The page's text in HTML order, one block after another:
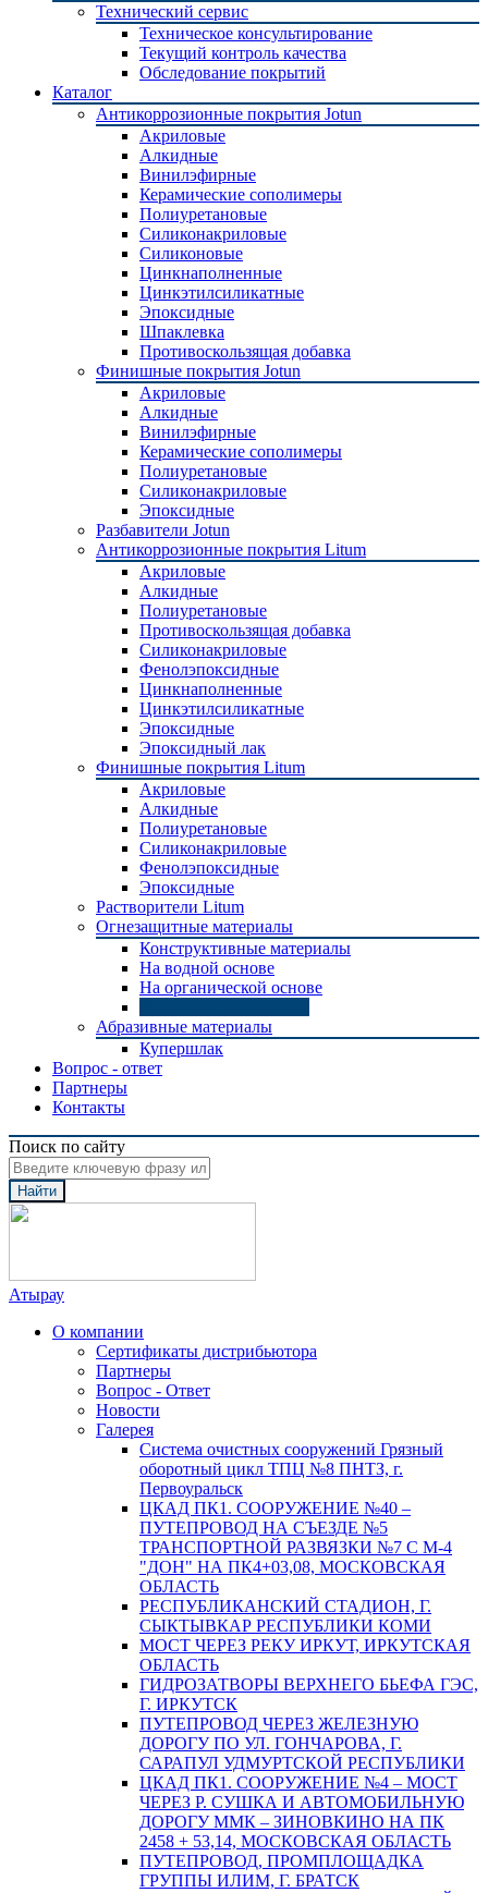
Технический сервис
Техническое консультирование
Текущий контроль качества
Обследование покрытий
Каталог
Антикоррозионные покрытия Jotun
Акриловые
Алкидные
Винилэфирные
Керамические сополимеры
Полиуретановые
Силиконакриловые
Силиконовые
Цинкнаполненные
Цинкэтилсиликатные
Эпоксидные
Шпаклевка
Противоскользящая добавка
Финишные покрытия Jotun
Акриловые
Алкидные
Винилэфирные
Керамические сополимеры
Полиуретановые
Силиконакриловые
Эпоксидные
Разбавители Jotun
Антикоррозионные покрытия Litum
Акриловые
Алкидные
Полиуретановые
Противоскользящая добавка
Силиконакриловые
Фенолэпоксидные
Цинкнаполненные
Цинкэтилсиликатные
Эпоксидные
Эпоксидный лак
Финишные покрытия Litum
Акриловые
Алкидные
Полиуретановые
Силиконакриловые
Фенолэпоксидные
Эпоксидные
Растворители Litum
Огнезащитные материалы
Конструктивные материалы
На водной основе
На органической основе
Абразивные материалы
Купершлак
Вопрос - ответ
Партнеры
Контакты
Поиск по сайту
Найти
Атырау
О компании
Сертификаты дистрибьютора
Партнеры
Вопрос - Ответ
Новости
Галерея
Система очистных сооружений Грязный
оборотный цикл ТПЦ №8 ПНТЗ, г.
Первоуральск
ЦКАД ПК1. СООРУЖЕНИЕ №40 –
ПУТЕПРОВОД НА СЪЕЗДЕ №5
ТРАНСПОРТНОЙ РАЗВЯЗКИ №7 С М-4
"ДОН" НА ПК4+03,08, МОСКОВСКАЯ
ОБЛАСТЬ
РЕСПУБЛИКАНСКИЙ СТАДИОН, Г.
СЫКТЫВКАР РЕСПУБЛИКИ КОМИ
МОСТ ЧЕРЕЗ РЕКУ ИРКУТ, ИРКУТСКАЯ
ОБЛАСТЬ
ГИДРОЗАТВОРЫ ВЕРХНЕГО БЬЕФА ГЭС,
Г. ИРКУТСК
ПУТЕПРОВОД ЧЕРЕЗ ЖЕЛЕЗНУЮ
ДОРОГУ ПО УЛ. ГОНЧАРОВА, Г.
САРАПУЛ УДМУРТСКОЙ РЕСПУБЛИКИ
ЦКАД ПК1. СООРУЖЕНИЕ №4 – МОСТ
ЧЕРЕЗ Р. СУШКА И АВТОМОБИЛЬНУЮ
ДОРОГУ ММК – ЗИНОВКИНО НА ПК
2458 + 53,14, МОСКОВСКАЯ ОБЛАСТЬ
ПУТЕПРОВОД, ПРОМПЛОЩАДКА
ГРУППЫ ИЛИМ, Г. БРАТСК